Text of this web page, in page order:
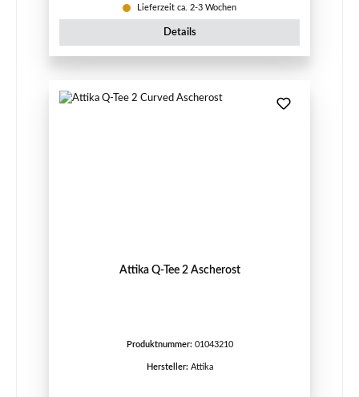
Lieferzeit ca. 2-3 Wochen
Details
Attika Q-Tee 2 Ascherost
Produktnummer: 01043210
Hersteller: Attika